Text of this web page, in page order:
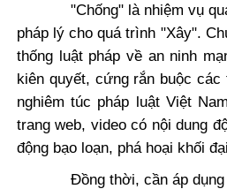
"Chống" là nhiệm vụ quan
pháp lý cho quá trình "Xây".
thống luật pháp về an ninh
kiên quyết, cứng rắn buộc
nghiêm túc pháp luật Việt
trang web, video có nội dung
động bạo loạn, phá hoại khối
Đồng thời, cần áp dụng